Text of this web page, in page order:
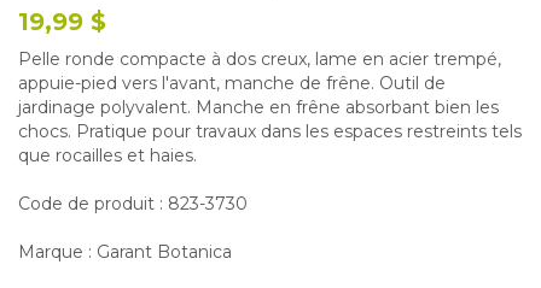
19,99 $
Pelle ronde compacte à dos creux, lame en acier trempé,
appuie-pied vers l'avant, manche de frêne. Outil de
jardinage polyvalent. Manche en frêne absorbant bien les
chocs. Pratique pour travaux dans les espaces restreints tels
que rocailles et haies.
Code de produit : 823-3730
Marque : Garant Botanica